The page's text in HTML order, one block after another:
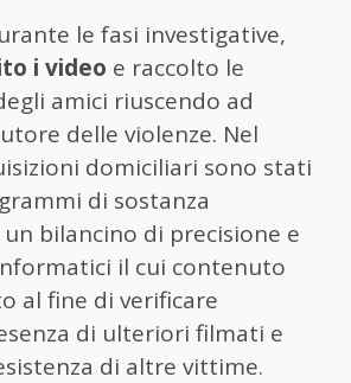
le fasi investigative,
i video e raccolto le
amici riuscendo ad
delle violenze. Nel
domiciliari sono stati
di sostanza
bilancino di precisione e
il cui contenuto
al fine di verificare
di ulteriori filmati e
di altre vittime.